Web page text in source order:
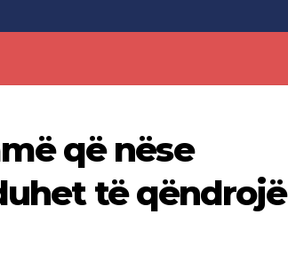
që nëse
të qëndrojë